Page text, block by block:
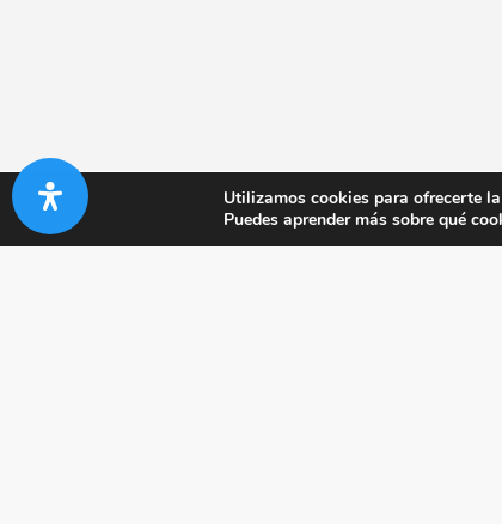
Utilizamos cookies para ofrecerte
Puedes aprender más sobre qué